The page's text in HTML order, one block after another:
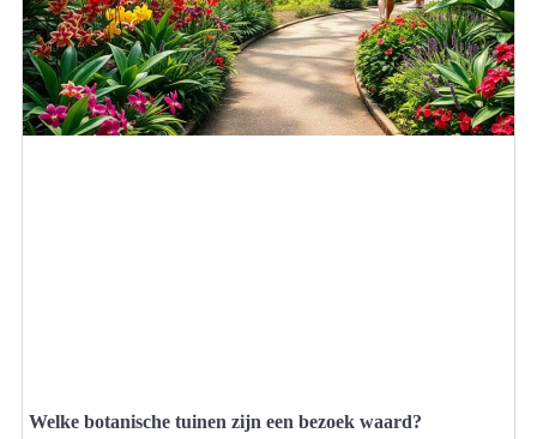
Welke botanische tuinen zijn een bezoek waard?